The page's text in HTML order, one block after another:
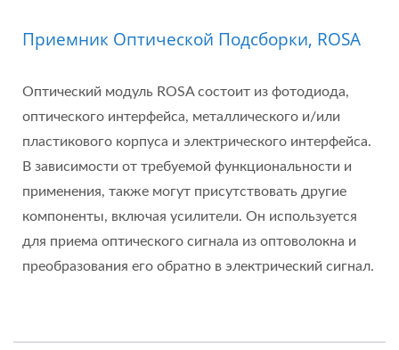
Приемник Оптической Подсборки, ROSA
Оптический модуль ROSA состоит из фотодиода,
оптического интерфейса, металлического и/или
пластикового корпуса и электрического интерфейса.
В зависимости от требуемой функциональности и
применения, также могут присутствовать другие
компоненты, включая усилители. Он используется
для приема оптического сигнала из оптоволокна и
преобразования его обратно в электрический сигнал.